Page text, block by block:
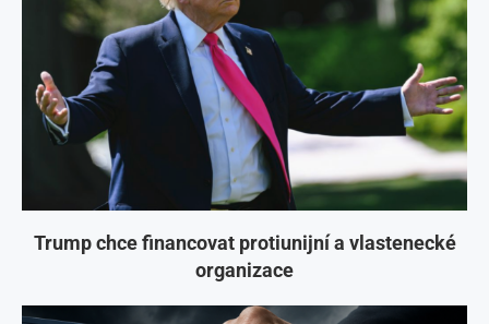
Trump chce financovat protiunijní a vlastenecké
organizace